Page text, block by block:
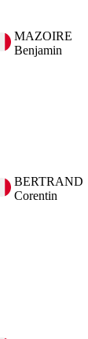
MAZOIRE
Benjamin
BERTRAND
Corentin